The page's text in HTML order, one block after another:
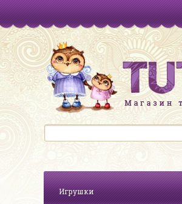
Игрушки